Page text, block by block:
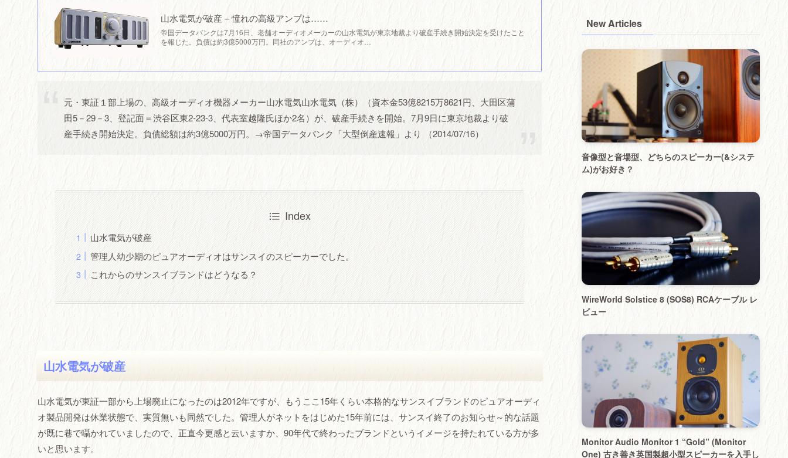
山水電気が破産 – 憧れの高級アンプは……
帝国データバンクは7月16日、老舗オーディオメーカーの山水電気が東京地裁より破産手続き開始決定を受けたこと
を報じた。負債は約3億5000万円。同社のアンプは、オーディオ…
元・東証１部上場の、高級オーディオ機器メーカー山水電気山水電気（株）（資本金53億8215万8621円、大田区蒲
田5－29－3、登記面＝渋谷区東2-23-3、代表室越隆氏ほか2名）が、破産手続きを開始。7月9日に東京地裁より破
産手続き開始決定。負債総額は約3億5000万円。→帝国データバンク「大型倒産速報」より （2014/07/16）
Index
山水電気が破産
管理人幼少期のピュアオーディオはサンスイのスピーカーでした。
これからのサンスイブランドはどうなる？
山水電気が破産
山水電気が東証一部から上場廃止になったのは2012年ですが、もうここ15年くらい本格的なサンスイブランドのピュアオーディ
オ製品開発は休業状態で、実質無いも同然でした。管理人がネットをはじめた15年前には、サンスイ終了のお知らせ～的な話題
が既に巷で囁かれていましたので、正直今更感と云いますか、90年代で終わったブランドというイメージを持たれている方が多
いと思います。
New Articles
音像型と音場型、どちらのスピーカー(&システ
ム)がお好き？
WireWorld Solstice 8 (SOS8) RCAケーブル レ
ビュー
Monitor Audio Monitor 1 “Gold” (Monitor
One) 古き善き英国製超小型スピーカーを入手し